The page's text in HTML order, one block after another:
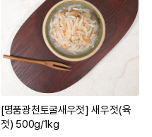
[명품광천토굴새우젓] 새우젓(육
젓) 500g/1kg